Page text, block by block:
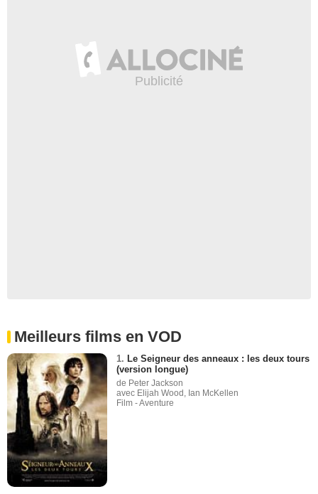
Meilleurs films en VOD
1. Le Seigneur des anneaux : les deux tours
(version longue)
de Peter Jackson
avec Elijah Wood, Ian McKellen
Film - Aventure